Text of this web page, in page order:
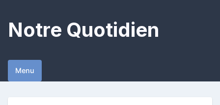
content
Notre Quotidien
Menu